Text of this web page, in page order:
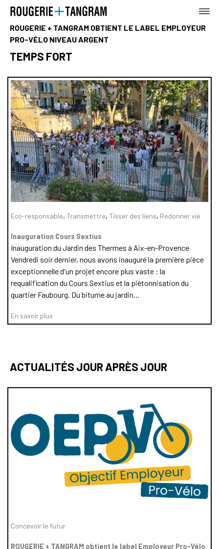
ROUGERIE + TANGRAM OBTIENT LE LABEL EMPLOYEUR
PRO-VÉLO NIVEAU ARGENT
AGENCE
TERRE
MER
TEMPS FORT
Eco-responsable, Transmettre, Tisser des liens, Redonner vie
Inauguration Cours Sextius
Inauguration du Jardin des Thermes à Aix-en-Provence
Vendredi soir dernier, nous avons inauguré la première pièce
exceptionnelle d'un projet encore plus vaste : la
requalification du Cours Sextius et la piétonnisation du
quartier Faubourg. Du bitume au jardin...
En savoir plus
ACTUALITÉS JOUR APRÈS JOUR
Concevoir le futur
ROUGERIE + TANGRAM obtient le label Employeur Pro-Vélo